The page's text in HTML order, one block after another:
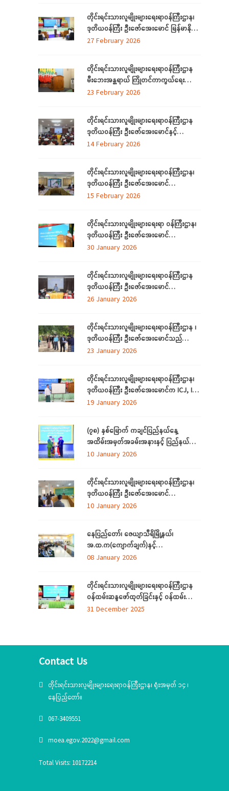
တိုင်းရင်းသားလူမျိုးများရေးရာဝန်ကြီးဌာန၊
ဒုတိယဝန်ကြီး ဦးဇော်အေးမောင် မြန်မာနိုင်ငံ
တော်အလံအကြောင်း သိကောင်းစရာ
27 February 2026
တိုင်းရင်းသားလူမျိုးများရေးရာဝန်ကြီးဌာန
မီးဘေးအန္တရာယ် ကြိုတင်ကာကွယ်ရေး
ဆိုင်ရာ အသိပညာပေးဟောပြောခြင်းနှင့်
23 February 2026
တိုင်းရင်းသားလူမျိုးများရေးရာဝန်ကြီးဌာန
ဒုတိယဝန်ကြီး ဦးဇော်အေးမောင်နှင့်
ရန်ကုန်တိုင်းဒေသကြီးအတွင်းရှိ ရခိုင်စာပေ
လူမှုရေးအသင်းအဖွဲ့များနှင့်တွေ့ဆုံ
14 February 2026
တိုင်းရင်းသားလူမျိုးများရေးရာဝန်ကြီးဌာန၊
ဒုတိယဝန်ကြီး ဦးဇော်အေးမောင်
ရန်ကုန်တိုင်းဒေသကြီးအတွင်းရှိ
သည့် သက်တိုင်းရင်းသားလူမျိုးများနှင့်
တွေ့ဆုံ၊ (၃၉)ကြိမ်မြောက် ဂုဏဝိသိဌပူဇာ
မင်္ဂလာပွဲအခမ်းအနား အောင်မြင်စွာကျင်းပ
နိုင်ရေး လုပ်ငန်းညှိနှိုင်းအစည်းအဝေးသို့
15 February 2026
တိုင်းရင်းသားလူမျိုးများရေးရာ ဝန်ကြီးဌာန၊
ဒုတိယဝန်ကြီး ဦးဇော်အေးမောင်
တိုင်းရင်းသားလူမျိုးများရေးရာဝန်ကြီးဌာန Al
သင်တန်းဆင်းပွဲအခမ်းအနားသို့ တက်ရောက်
နေပြည်တော် ဇန်နဝါရီလ ၃၀
30 January 2026
တိုင်းရင်းသားလူမျိုးများရေးရာဝန်ကြီးဌာန
ဒုတိယဝန်ကြီး ဦးဇော်အေးမောင်
ရန်ကုန်တိုင်းဒေသကြီး၊ ညွှန်ကြားရေးမှူးရုံးရှိ
အတွင်းရှိ တိုင်းရင်းသားစာပေနှင့်ယဉ်ကျေးမှု
ကော်မတီများနှင့်တွေ့ဆုံ
26 January 2026
တိုင်းရင်းသားလူမျိုးများရေးရာဝန်ကြီးဌာန ၊
ဒုတိယဝန်ကြီး ဦးဇော်အေးမောင်သည်
တိုင်းရင်းသားရေးရာနှင့်သက်မွေးပညာသင်
မည့်မြေနေရာတွင် လုပ်ငန်းဆောင်ရွက်မှု
အခြေအနေများကို ကြည့်ရှုစစ်ဆေးခြင်း
23 January 2026
တိုင်းရင်းသားလူမျိုးများရေးရာဝန်ကြီးဌာန၊
ဒုတိယဝန်ကြီး ဦးဇော်‌အေးမောင်က ICJ, ICC
အပြည်ပြည်ဆိုင်ရာတရားရုံးများနှင့်
19 January 2026
(၇၈) နှစ်မြောက် ကချင်ပြည်နယ်နေ့
အထိမ်းအမှတ်အခမ်းအနားနှင့် ပြည်နယ်
ဂုဏ်ထူးဆောင်ဆုများ ချီးမြှင့်ခြင်း
စည်းလုံးညီညွတ်ခြင်းကို ထုတ်ဖော်ပြသသည့်
မနောအကကို ရိုးရာအစဉ်အလာနှင့်အညီ
အေးချမ်းပျော်ရွှင်စွာဆင်နွှဲ
10 January 2026
တိုင်းရင်းသားလူမျိုးများရေးရာဝန်ကြီးဌာန၊
ဒုတိယဝန်ကြီး ဦးဇော်‌အေးမောင်
ကချင်ပြည်နယ်၊ ညွှန်ကြား‌ရေးမှူးရုံးရှိ
10 January 2026
နေပြည်တော်၊ ဇေယျာသီရိမြို့နယ်၊
အ.ထ.က(ကျောက်ချက်)နှင့်
အ.ထ.က(ရေဆင်း) တ်ို့မှ ကျောင်းသား၊
ရေးရာဝန်ကြီးဌာနရှိ တိုင်းရင်းသား ရိုးရာ
ယဉ်ကျေးမှုပြခန်းသို့ လာရောက်လေ့လာ
08 January 2026
တိုင်းရင်းသားလူမျိုးများရေးရာဝန်ကြီးဌာန
ဝန်ထမ်းဆန္ဒဖော်ထုတ်ခြင်းနှင့် ဝန်ထမ်း
သက်သာချောင်ချိရေးအတွက် ထောက်ပံ့
31 December 2025
Contact Us
တိုင်းရင်းသားလူမျိုးများရေးရာဝန်ကြီးဌာန၊ ရုံးအမှတ် ၁၄ ၊
နေပြည်တော်။
067-3409551
moea.egov.2022@gmail.com
Total Visits: 10172214